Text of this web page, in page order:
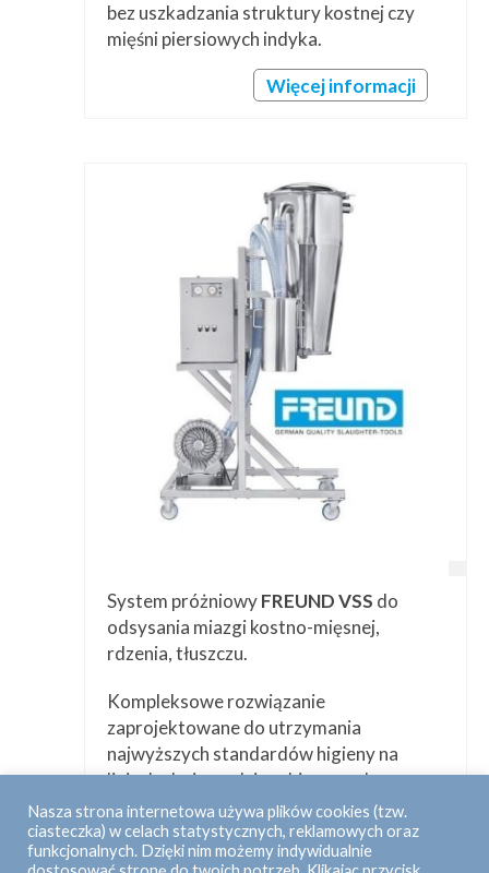
bez uszkadzania struktury kostnej czy
mięśni piersiowych indyka.
Więcej informacji
System próżniowyFREUND VSS do
odsysania miazgi kostno-mięsnej,
rdzenia, tłuszczu.
Kompleksowe rozwiązanie
zaprojektowane do utrzymania
najwyższych standardów higieny na
liniach ubojowych i rozbiorowych.
Więcej informacji
Nasza strona internetowa używa plików cookies (tzw.
ciasteczka) w celach statystycznych, reklamowych oraz
funkcjonalnych. Dzięki nim możemy indywidualnie